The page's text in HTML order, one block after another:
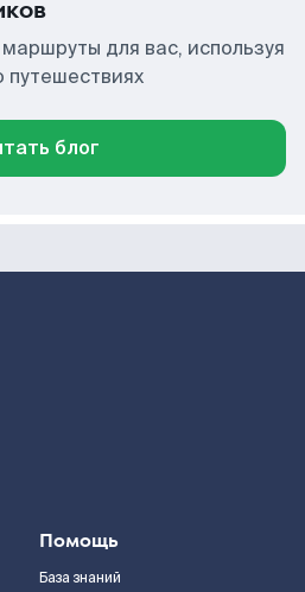
для вас, используя
путешествиях
блог
Помощь
База знаний